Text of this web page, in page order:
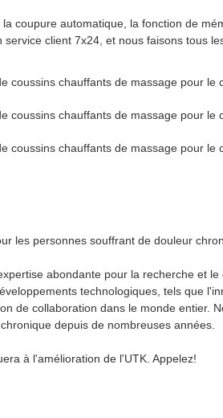
coupure automatique, la fonction de
service client 7x24, et nous faisons tous
les personnes souffrant de douleur
abondante pour la recherche et
technologiques, tels que
de collaboration dans le monde entier.
depuis de nombreuses années.
à l'amélioration de l'UTK. Appelez!